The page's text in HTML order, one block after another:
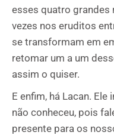
esses quatro
vezes nos eruditos
se transformam em
retomar um a um
assim o quiser.
E enfim, há Lacan.
não conheceu, pois
presente para os